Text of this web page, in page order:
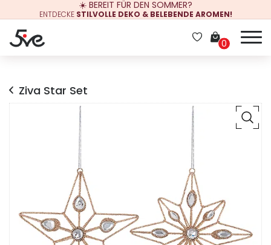
☀️ BEREIT FÜR DEN SOMMER?
ENTDECKE STILVOLLE DEKO & BELEBENDE AROMEN!
0
Ziva Star Set